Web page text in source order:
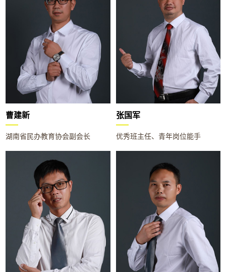
曹建新
湖南省民办教育协会副会长
张国军
优秀班主任、青年岗位能手